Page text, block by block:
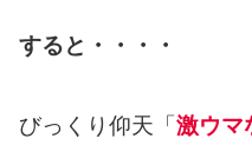
すると・・・・
びっくり仰天「 激ウマ